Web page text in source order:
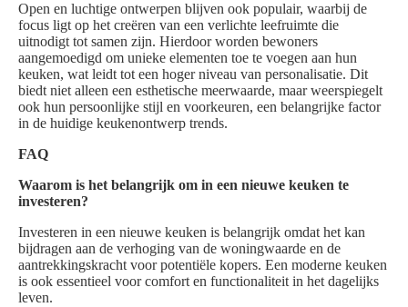
Open en luchtige ontwerpen blijven ook populair, waarbij de
focus ligt op het creëren van een verlichte leefruimte die
uitnodigt tot samen zijn. Hierdoor worden bewoners
aangemoedigd om unieke elementen toe te voegen aan hun
keuken, wat leidt tot een hoger niveau van personalisatie. Dit
biedt niet alleen een esthetische meerwaarde, maar weerspiegelt
ook hun persoonlijke stijl en voorkeuren, een belangrijke factor
in de huidige keukenontwerp trends.
FAQ
Waarom is het belangrijk om in een nieuwe keuken te
investeren?
Investeren in een nieuwe keuken is belangrijk omdat het kan
bijdragen aan de verhoging van de woningwaarde en de
aantrekkingskracht voor potentiële kopers. Een moderne keuken
is ook essentieel voor comfort en functionaliteit in het dagelijks
leven.